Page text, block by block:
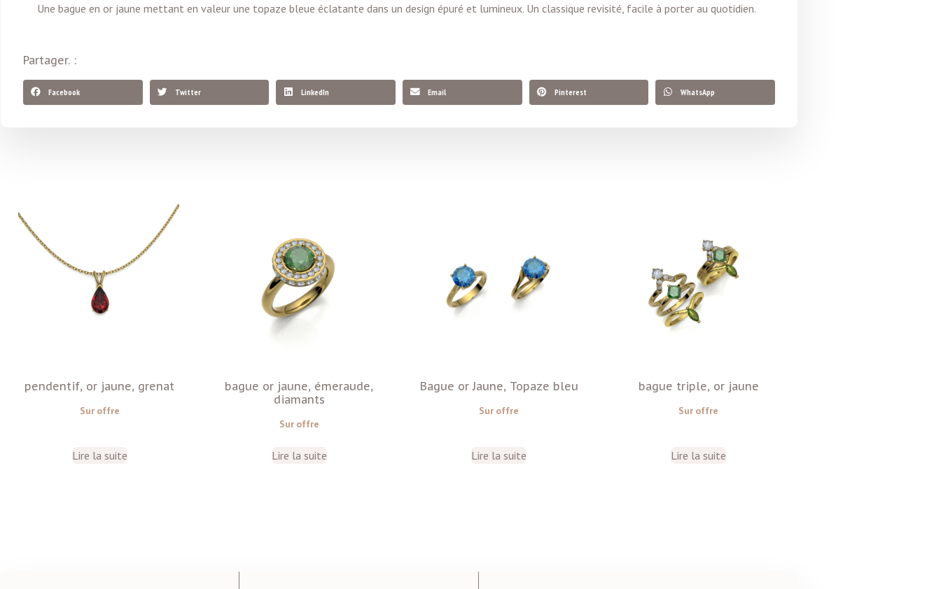
Une bague en or jaune mettant en valeur une topaze bleue éclatante dans un design épuré et lumineux. Un classique revisité, facile à porter au quotidien.
Partager. :
Facebook Twitter LinkedIn Email Pinterest WhatsApp
pendentif, or jaune, grenat
Sur offre
Lire la suite
bague or jaune, émeraude,
diamants
Sur offre
Lire la suite
Bague or Jaune, Topaze bleu
Sur offre
Lire la suite
bague triple, or jaune
Sur offre
Lire la suite